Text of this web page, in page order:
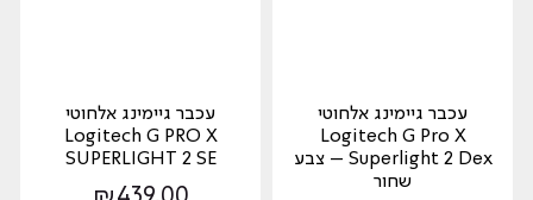
עכבר גיימינג אלחוטי
Logitech G Pro X
Superlight 2 Dex – צבע
שחור
עכבר גיימינג אלחוטי
Logitech G PRO X
SUPERLIGHT 2 SE